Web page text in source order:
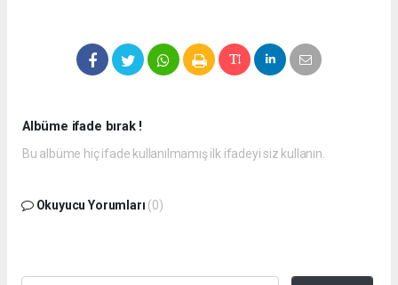
Albüme ifade bırak !
Bu albüme hiç ifade kullanılmamış ilk ifadeyi siz kullanın.
Okuyucu Yorumları (0)